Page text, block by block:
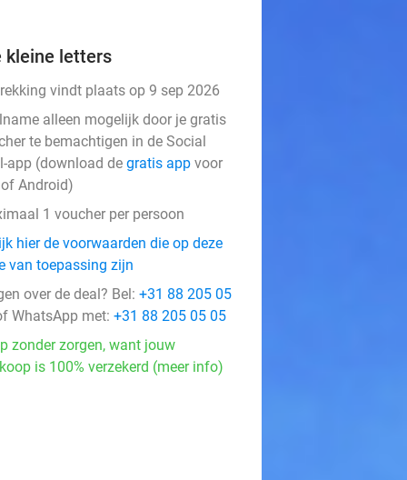
kleine letters
vindt plaats op 9 sep 2026
alleen mogelijk door je gratis
te bemachtigen in de Social
app (download de gratis app voor
Android)
1 voucher per persoon
hier de voorwaarden die op deze
van toepassing zijn
over de deal? Bel: +31 88 205 05
WhatsApp met: +31 88 205 05 05
zonder zorgen, want jouw
is 100% verzekerd (meer info)